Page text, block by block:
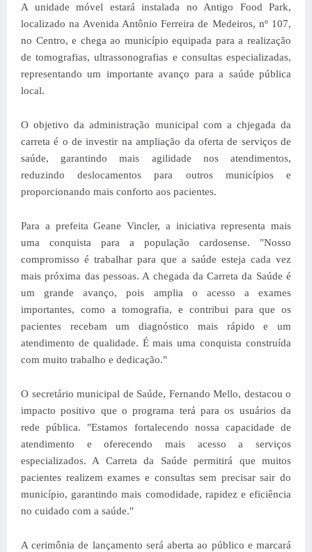
A unidade móvel estará instalada no Antigo Food Park,
localizado na Avenida Antônio Ferreira de Medeiros, nº 107,
no Centro, e chega ao município equipada para a realização
de tomografias, ultrassonografias e consultas especializadas,
representando um importante avanço para a saúde pública
local.
O objetivo da administração municipal com a chjegada da
carreta é o de investir na ampliação da oferta de serviços de
saúde, garantindo mais agilidade nos atendimentos,
reduzindo deslocamentos para outros municípios e
proporcionando mais conforto aos pacientes.
Para a prefeita Geane Vincler, a iniciativa representa mais
uma conquista para a população cardosense. "Nosso
compromisso é trabalhar para que a saúde esteja cada vez
mais próxima das pessoas. A chegada da Carreta da Saúde é
um grande avanço, pois amplia o acesso a exames
importantes, como a tomografia, e contribui para que os
pacientes recebam um diagnóstico mais rápido e um
atendimento de qualidade. É mais uma conquista construída
com muito trabalho e dedicação."
O secretário municipal de Saúde, Fernando Mello, destacou o
impacto positivo que o programa terá para os usuários da
rede pública. "Estamos fortalecendo nossa capacidade de
atendimento e oferecendo mais acesso a serviços
especializados. A Carreta da Saúde permitirá que muitos
pacientes realizem exames e consultas sem precisar sair do
município, garantindo mais comodidade, rapidez e eficiência
no cuidado com a saúde."
A cerimônia de lançamento será aberta ao público e marcará